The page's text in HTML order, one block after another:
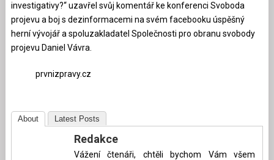
investigativy?“ uzavřel svůj komentář ke konferenci Svoboda
projevu a boj s dezinformacemi na svém facebooku úspěšný
herní vývojář a spoluzakladatel Společnosti pro obranu svobody
projevu Daniel Vávra.
prvnizpravy.cz
About Latest Posts
Redakce
Vážení čtenáři, chtěli bychom Vám všem